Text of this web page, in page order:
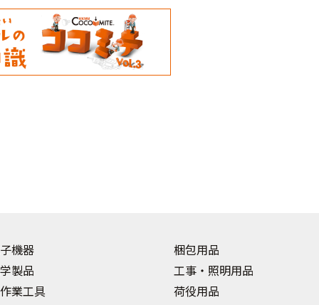
機器
製品
業工具
梱包用品
工事・照明用品
荷役用品